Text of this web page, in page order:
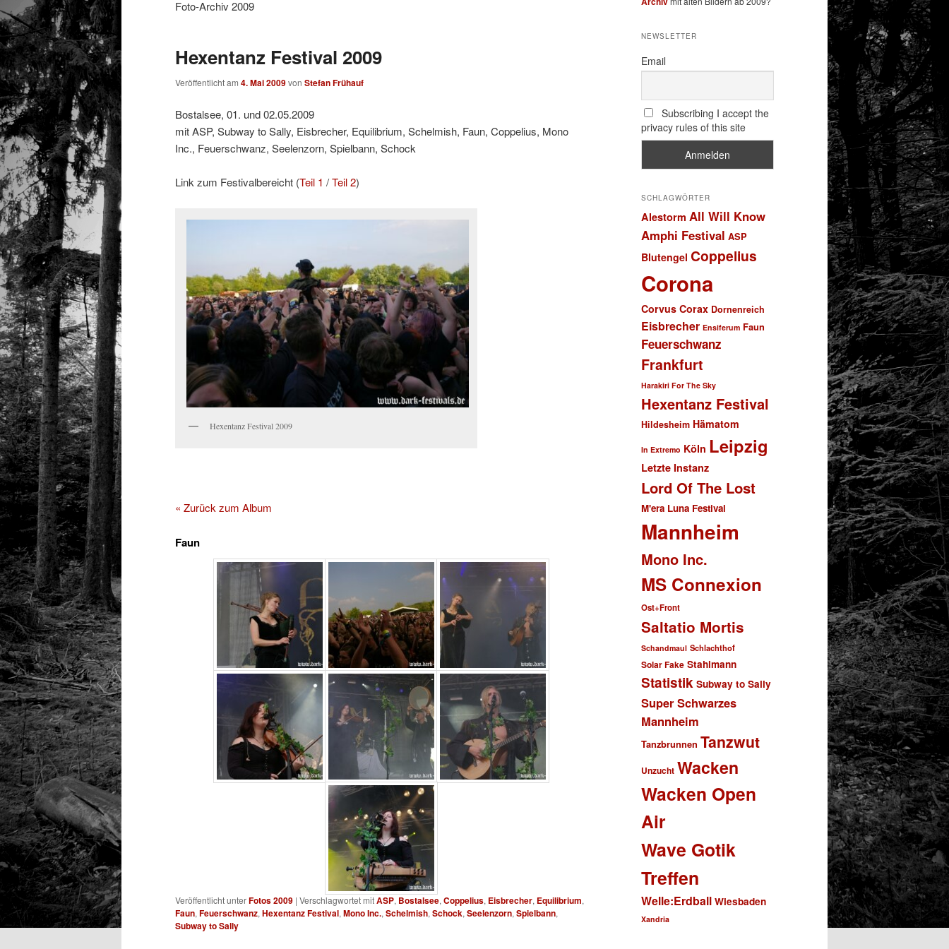
Foto-Archiv 2009
Hexentanz Festival 2009
Veröffentlicht am 4. Mai 2009von Stefan Frühauf
Bostalsee, 01. und 02.05.2009
mit ASP, Subway to Sally, Eisbrecher, Equilibrium, Schelmish, Faun, Coppelius, Mono
Inc., Feuerschwanz, Seelenzorn, Spielbann, Schock
Link zum Festivalbereicht (Teil 1 /Teil 2)
Hexentanz Festival 2009
« Zurück zum Album
Faun
Veröffentlicht unterFotos 2009 | Verschlagwortet mitASP, Bostalsee, Coppelius, Eisbrecher, Equilibrium,
Faun, Feuerschwanz, Hexentanz Festival, Mono Inc., Schelmish, Schock, Seelenzorn, Spielbann,
Subway to Sally
NEWSLETTER
Email
Subscribing I accept the
privacy rules of this site
SCHLAGWÖRTER
Alestorm All Will Know
Amphi Festival ASP
Blutengel Coppelius
Corona
Corvus Corax Dornenreich
Eisbrecher Ensiferum Faun
Feuerschwanz
Frankfurt
Harakiri For The Sky
Hexentanz Festival
Hildesheim Hämatom
In Extremo Köln Leipzig
Letzte Instanz
Lord Of The Lost
M'era Luna Festival
Mannheim
Mono Inc.
MS Connexion
Ost+Front
Saltatio Mortis
Schandmaul Schlachthof
Solar Fake Stahlmann
Statistik Subway to Sally
Super Schwarzes
Mannheim
Tanzbrunnen Tanzwut
Unzucht Wacken
Wacken Open
Air
Wave Gotik
Treffen
Welle:Erdball Wiesbaden
Xandria